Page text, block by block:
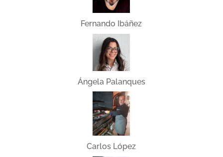
Fernando Ibáñez
Ángela Palanques
Carlos López